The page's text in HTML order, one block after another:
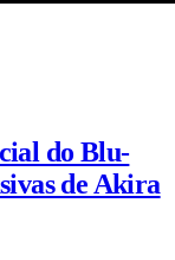
do Blu-
de Akira